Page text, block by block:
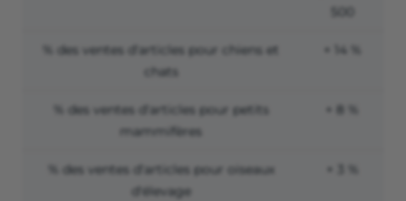
500
% des ventes d'articles pour chiens et
chats
+ 14 %
% des ventes d'articles pour petits
mammifères
+ 8 %
% des ventes d'articles pour oiseaux
d'élevage
+ 3 %